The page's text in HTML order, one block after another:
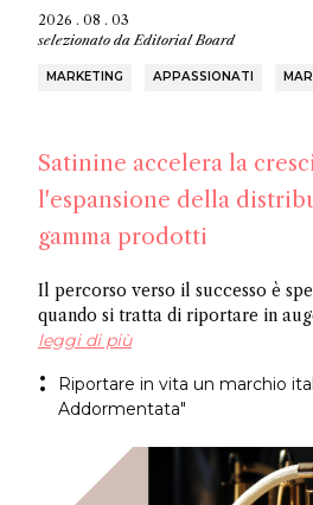
2026 . 08 . 03
selezionato daEditorial Board
MARKETING APPASSIONATI
Satinine accelera la
l'espansione della
gamma prodotti
Il percorso verso il successo è
quando si tratta di riportare in
dimenticato. Officina Satine ha
riscosso successo commerciale
guerre. Ora, un ex dirigente di
leggi di più
Riportare in vita un marchio
Addormentata"